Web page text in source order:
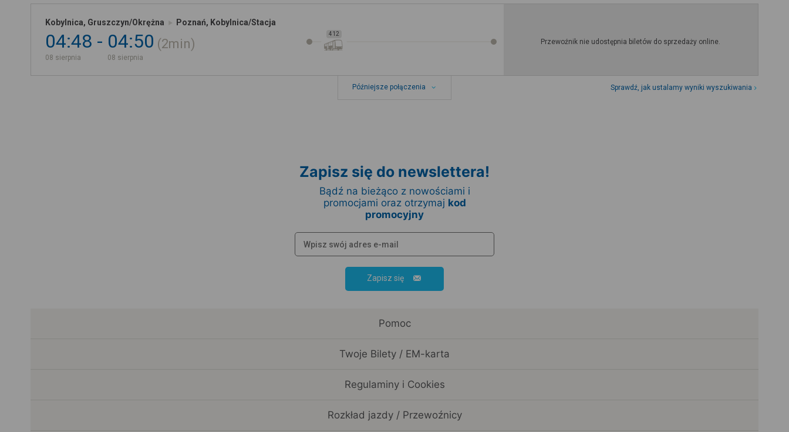
Kobylnica, Gruszczyn/Okrężna Poznań, Kobylnica/Stacja
04:48
08 sierpnia
04:50
08 sierpnia
2min
412
Przewoźnik nie udostępnia biletów do sprzedaży online.
Późniejsze połączenia Sprawdź, jak ustalamy wyniki wyszukiwania
Zapisz się do newslettera!
Bądź na bieżąco z nowościami i
promocjami oraz otrzymaj kod
promocyjny
Zapisz się
Pomoc
Twoje Bilety / EM-karta
Regulaminy i Cookies
Rozkład jazdy / Przewoźnicy